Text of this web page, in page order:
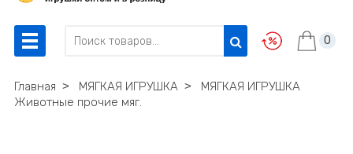
0
Главная ˃ МЯГКАЯ ИГРУШКА ˃
МЯГКАЯ ИГРУШКА
Животные прочие мяг.